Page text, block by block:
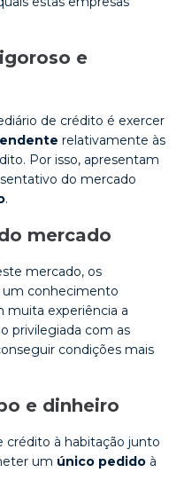
e
de crédito é exercer
relativamente às
Por isso, apresentam
do mercado
.
mercado
mercado, os
um conhecimento
muita experiência a
privilegiada com as
condições mais
e dinheiro
crédito à habitação junto
um único pedido à